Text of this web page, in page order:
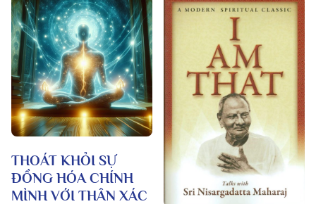
THOÁT KHỎI SỰ
ĐỒNG HÓA CHÍNH
MÌNH VỚI THÂN XÁC